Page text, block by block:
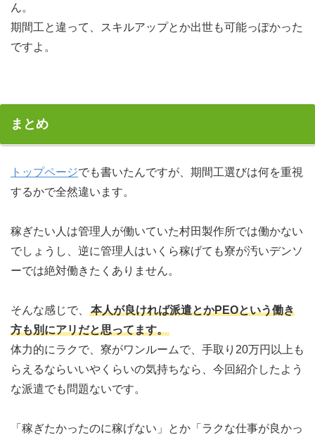
ん。
期間工と違って、スキルアップとか出世も可能っぽかった
ですよ。
まとめ
トップページでも書いたんですが、期間工選びは何を重視
するかで全然違います。
稼ぎたい人は管理人が働いていた村田製作所では働かない
でしょうし、逆に管理人はいくら稼げても寮が汚いデンソ
ーでは絶対働きたくありません。
そんな感じで、
本人が良ければ派遣とかPEOという働き
方も別にアリだと思ってます。
体力的にラクで、寮がワンルームで、手取り20万円以上も
らえるならいいやくらいの気持ちなら、今回紹介したよう
な派遣でも問題ないです。
「稼ぎたかったのに稼げない」とか「ラクな仕事が良かっ